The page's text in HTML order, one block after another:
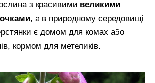
з красивими великими
, а в природному середовищі
є домом для комах або
кормом для метеликів.